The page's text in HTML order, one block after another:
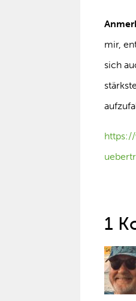
mir,
sich
1